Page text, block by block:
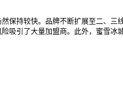
保持较快。品牌不断扩展至二、
吸引了大量加盟商。此外，蜜雪